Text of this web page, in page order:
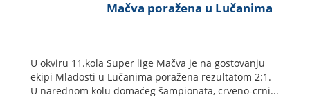
Mačva poražena u Lučanima
U okviru 11.kola Super lige Mačva je na gostovanju
ekipi Mladosti u Lučanima poražena rezultatom 2:1.
U narednom kolu domaćeg šampionata, crveno-crni...